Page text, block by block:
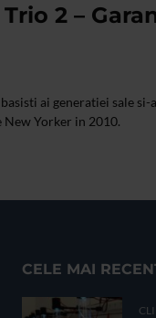
2 –
ai generatiei sale si-
New Yorker in 2010.
CELE MAI